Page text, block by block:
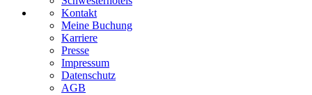
Kontakt
Meine Buchung
Karriere
Presse
Impressum
Datenschutz
AGB